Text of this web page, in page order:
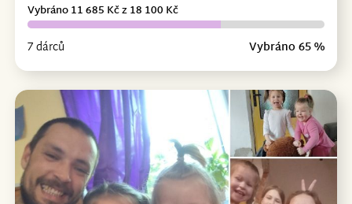
7 dárců Vybráno 65 %
Vybráno 11 685 Kč z 18 100 Kč